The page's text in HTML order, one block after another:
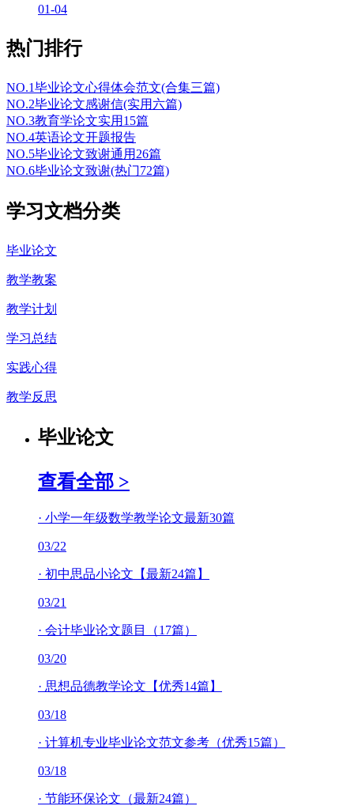
01-04
热门排行
NO.1毕业论文心得体会范文(合集三篇)
NO.2毕业论文感谢信(实用六篇)
NO.3教育学论文实用15篇
NO.4英语论文开题报告
NO.5毕业论文致谢通用26篇
NO.6毕业论文致谢(热门72篇)
学习文档分类
毕业论文
教学教案
教学计划
学习总结
实践心得
教学反思
毕业论文
查看全部 >
· 小学一年级数学教学论文最新30篇
03/22
· 初中思品小论文【最新24篇】
03/21
· 会计毕业论文题目（17篇）
03/20
· 思想品德教学论文【优秀14篇】
03/18
· 计算机专业毕业论文范文参考（优秀15篇）
03/18
· 节能环保论文（最新24篇）